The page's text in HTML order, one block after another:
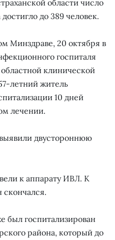
области число
до 389 человек.
Минздраве, 20 октября в
госпиталя
клинической
летний житель
10 дней
лечении.
двустороннюю
к аппарату ИВЛ. К
скончался.
был госпитализирован
района, который до